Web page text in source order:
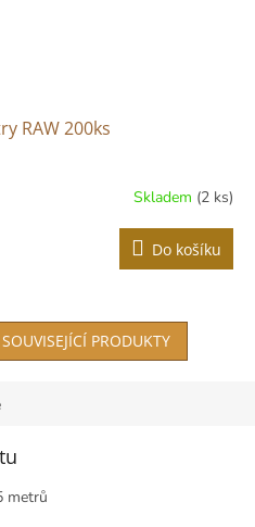
RAW 200ks
Skladem (2 ks)
Do košíku
PRODUKTY
metrů